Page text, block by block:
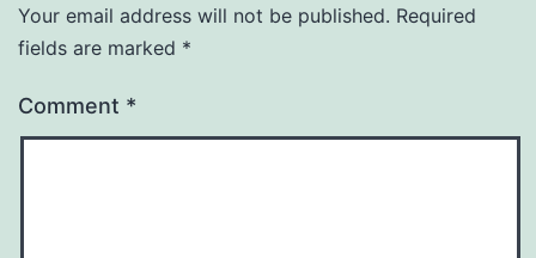
Your email address will not be published. Required
fields are marked *
Comment *